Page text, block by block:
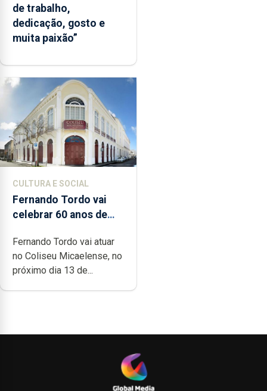
de trabalho,
dedicação, gosto e
muita paixão”
CULTURA E SOCIAL
Fernando Tordo vai
celebrar 60 anos de
Micaelense
Fernando Tordo vai atuar
no Coliseu Micaelense, no
próximo dia 13 de...